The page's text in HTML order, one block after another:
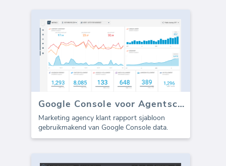
Google Console voor Agentschappen
Marketing agency klant rapport sjabloon
gebruikmakend van Google Console data.